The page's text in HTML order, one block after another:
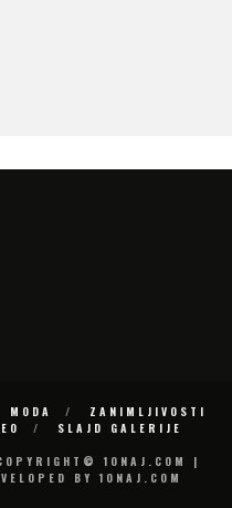
MODA
ZANIMLJIVOSTI
SLAJD GALERIJE
10NAJ.COM |
BY 10NAJ.COM